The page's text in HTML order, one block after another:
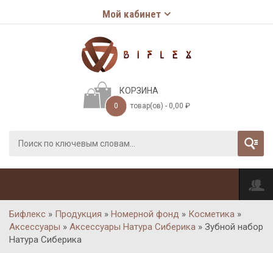
Мой кабинет
КОРЗИНА
0 товар(ов) - 0,00 ₽
Бифлекс » Продукция » Номерной фонд » Косметика »
Аксессуары » Аксессуары Натура Сиберика » Зубной набор
Натура Сиберика